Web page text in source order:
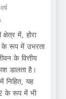
में, होरा
के रूप में उभरता
के वित्तीय
डालता है।
निहित, यह
के रूप में भी